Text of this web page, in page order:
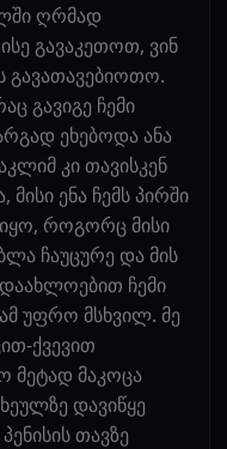
ღრმად
გავაკეთოთ, ვინ
გავათავებიოთო.
გავიგე ჩემი
ეხებოდა ანა
კი თავისკენ
მისი ენა ჩემს პირში
იყო, როგორც მისი
ჩაუცურე და მის
ჩემი
უფრო მსხვილ. მე
ქვევით
მეტად მაკოცა
დავიწყე
თავზე